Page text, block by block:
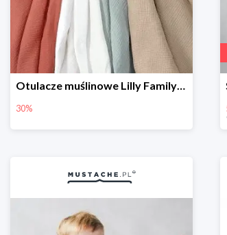
Otulacze muślinowe Lilly Family -30%
30%